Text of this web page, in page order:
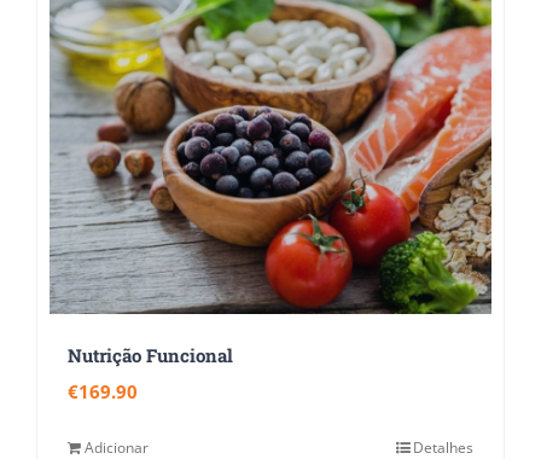
Nutrição Funcional
€169.90
Adicionar Detalhes